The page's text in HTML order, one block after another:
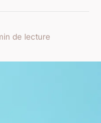
de lecture